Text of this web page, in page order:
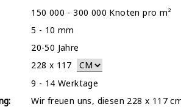
150 000 - 300 000 Knoten pro m²
5 - 10 mm
20-50 Jahre
228 x 117
9 - 14 Werktage
Wir freuen uns, diesen 228 x 117